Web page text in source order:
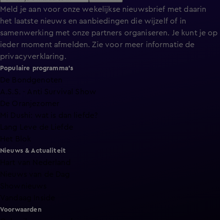
Meld je aan voor onze wekelijkse nieuwsbrief met daarin
het laatste nieuws en aanbiedingen die wijzelf of in
samenwerking met onze partners organiseren. Je kunt je op
ieder moment afmelden. Zie voor meer informatie de
privacyverklaring.
Populaire programma's
De Bondgenoten
A.S.S. - Anti Survival Show
De Oranjezomer
Mi Dushi: wat is dan liefde?
Lang Leve de Liefde
Het Blok
Nieuws & Actualiteit
Voorwaarden